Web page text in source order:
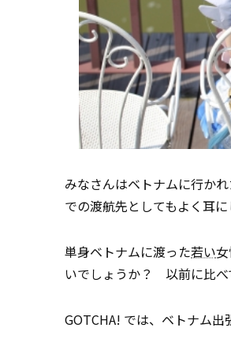
みなさんはベトナムに行か
での渡航先としてもよく耳に
単身ベトナムに渡った若い
いでしょうか？ 以前に比べ
GOTCHA! では、ベトナム